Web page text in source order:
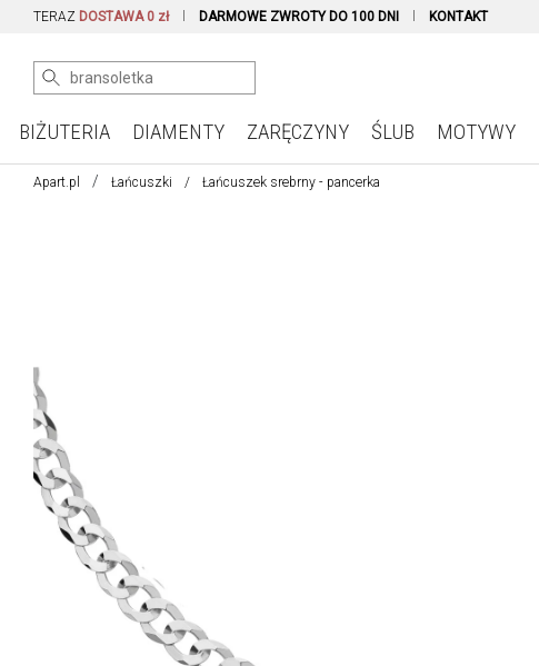
TERAZ DOSTAWA 0 zł DARMOWE ZWROTY DO 100 DNI KONTAKT
BIŻUTERIA DIAMENTY ZARĘCZYNY ŚLUB MOTYWY
Apart.pl Łańcuszki Łańcuszek srebrny - pancerka